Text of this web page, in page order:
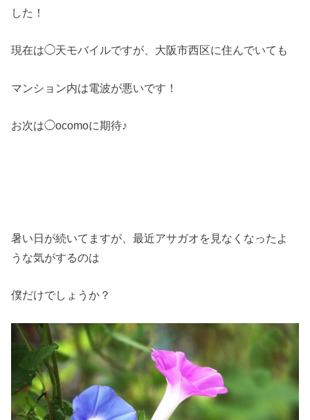
した！
現在は◯天モバイルですが、大阪市西区に住んでいても
マンション内は電波が悪いです！
お次は◯ocomoに期待♪
暑い日が続いてますが、最近アサガオを見なくなったよ
うな気がするのは
僕だけでしょうか？